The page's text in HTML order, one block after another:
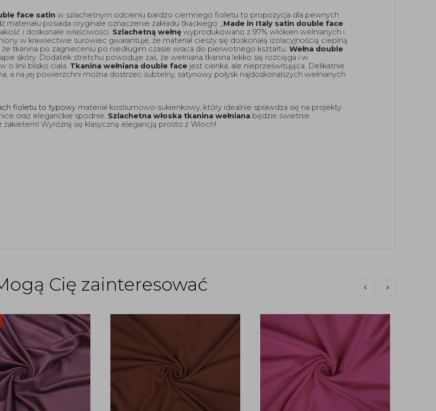
face satin w szlachetnym odcieniu bardzo ciemnego fioletu to propozycja dla pewnych
posiada oryginale oznaczenie zakładu tkackiego: „Made in Italy satin double face
i doskonałe właściwości. Szlachetną wełnę wyprodukowano z 97% włókien wełnianych i
w krawiectwie surowiec gwarantuje, że materiał cieszy się doskonałą izolacyjnością cieplną
tkanina po zagnieceniu po niedługim czasie wraca do pierwotnego kształtu. Wełna double
skóry. Dodatek stretchu powoduje zaś, że wełniana tkanina lekko się rozciąga i w
o linii blisko ciała. Tkanina wełniana double face jest cienka, ale nieprześwitująca. Delikatnie
a na jej powierzchni można dostrzec subtelny, satynowy połysk najdoskonalszych wełnianych
fioletu to typowy materiał kostiumowo-sukienkowy, który idealnie sprawdza się na projekty
oraz eleganckie spodnie. Szlachetna włoska tkanina wełniana będzie świetnie
Wyróżnij się klasyczną elegancją prosto z Włoch!
Cię zainteresować